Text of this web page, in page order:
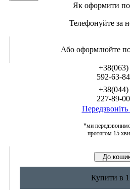
Як оформити
Телефонуйте за
Або оформлюйте
+38(063)
592-63-84
+38(044)
227-89-00
Передзвоніть
*ми
протягом 15
Купити в 1